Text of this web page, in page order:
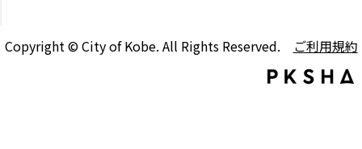
Copyright © City of Kobe. All Rights Reserved. ご利用規約